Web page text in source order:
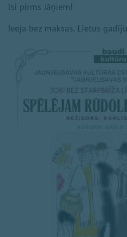
īsi pirms Jāņiem!
Ieeja bez maksas. Lietus